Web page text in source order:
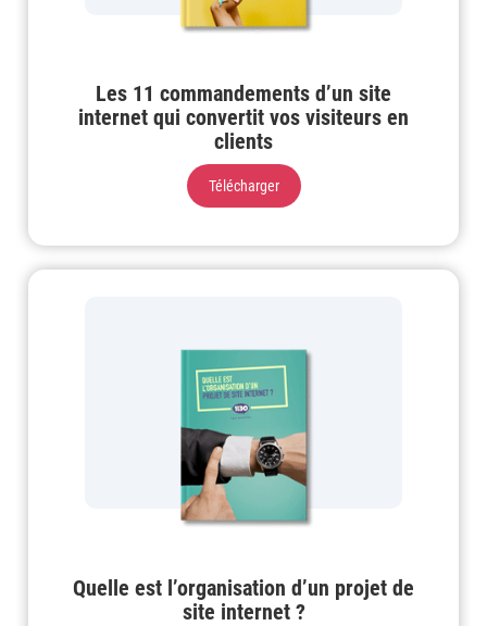
Les 11 commandements d’un site
internet qui convertit vos visiteurs en
clients
Télécharger
Quelle est l’organisation d’un projet de
site internet ?